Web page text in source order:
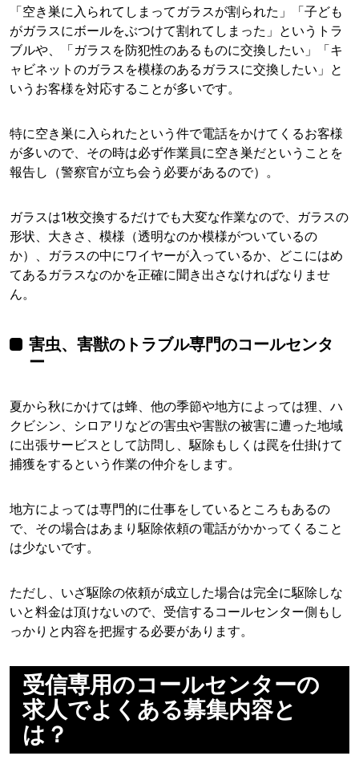
「空き巣に入られてしまってガラスが割られた」「子ども
がガラスにボールをぶつけて割れてしまった」というトラ
ブルや、「ガラスを防犯性のあるものに交換したい」「キ
ャビネットのガラスを模様のあるガラスに交換したい」と
いうお客様を対応することが多いです。
特に空き巣に入られたという件で電話をかけてくるお客様
が多いので、その時は必ず作業員に空き巣だということを
報告し（警察官が立ち会う必要があるので）。
ガラスは1枚交換するだけでも大変な作業なので、ガラスの
形状、大きさ、模様（透明なのか模様がついているの
か）、ガラスの中にワイヤーが入っているか、どこにはめ
てあるガラスなのかを正確に聞き出さなければなりませ
ん。
害虫、害獣のトラブル専門のコールセンタ
ー
夏から秋にかけては蜂、他の季節や地方によっては狸、ハ
クビシン、シロアリなどの害虫や害獣の被害に遭った地域
に出張サービスとして訪問し、駆除もしくは罠を仕掛けて
捕獲をするという作業の仲介をします。
地方によっては専門的に仕事をしているところもあるの
で、その場合はあまり駆除依頼の電話がかかってくること
は少ないです。
ただし、いざ駆除の依頼が成立した場合は完全に駆除しな
いと料金は頂けないので、受信するコールセンター側もし
っかりと内容を把握する必要があります。
受信専用のコールセンターの
求人でよくある募集内容と
は？